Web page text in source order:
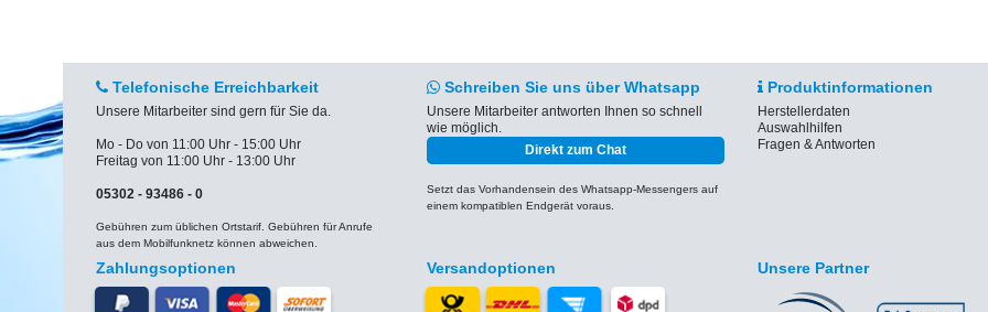
Telefonische Erreichbarkeit
Unsere Mitarbeiter sind gern für Sie da.
Mo - Do von 11:00 Uhr - 15:00 Uhr
Freitag von 11:00 Uhr - 13:00 Uhr
05302 - 93486 - 0
Gebühren zum üblichen Ortstarif. Gebühren für Anrufe
aus dem Mobilfunknetz können abweichen.
Schreiben Sie uns über Whatsapp
Unsere Mitarbeiter antworten Ihnen so schnell
wie möglich.
Direkt zum Chat
Setzt das Vorhandensein des Whatsapp-Messengers auf
einem kompatiblen Endgerät voraus.
Produktinformationen
Herstellerdaten
Auswahlhilfen
Fragen & Antworten
Zahlungsoptionen Versandoptionen Unsere Partner